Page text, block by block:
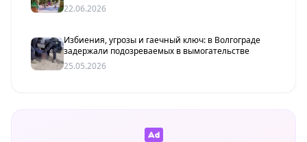
22.06.2026
Избиения, угрозы и гаечный ключ: в Волгограде
задержали подозреваемых в вымогательстве
25.05.2026